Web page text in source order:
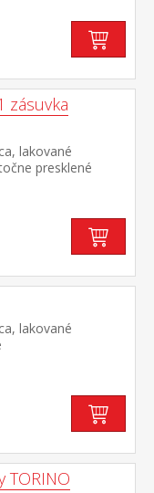
zásuvka
lakované
presklené
s kovovými
lakované
TORINO